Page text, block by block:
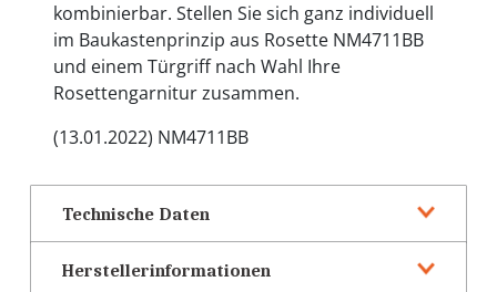
kombinierbar. Stellen Sie sich ganz individuell
im Baukastenprinzip aus Rosette NM4711BB
und einem Türgriff nach Wahl Ihre
Rosettengarnitur zusammen.
(13.01.2022) NM4711BB
Technische Daten
Herstellerinformationen